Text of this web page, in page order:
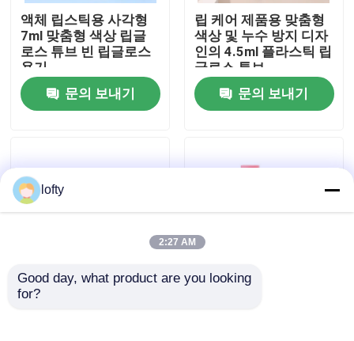
우리에 대하여
공장 여행
연락주세요
경우
액체 립스틱용 사각형
7ml 맞춤형 색상 립글
로스 튜브 빈 립글로스
용기
문의 보내기
립 케어 제품용 맞춤형
색상 및 누수 방지 디자
인의 4.5ml 플라스틱 립
글로스 튜브
문의 보내기
15g & 30g 립글로스 튜
lofty
2:27 AM
Good day, what product are you looking
for?